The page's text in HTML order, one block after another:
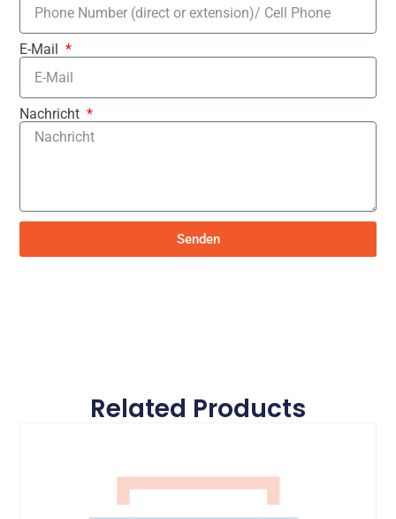
E-Mail
Nachricht
Senden
Related Products